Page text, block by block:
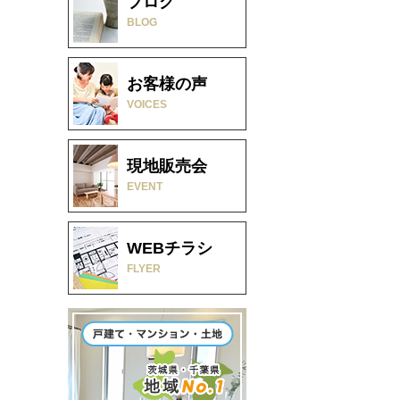
BLOG
お客様の声
VOICES
現地販売会
EVENT
WEBチラシ
FLYER